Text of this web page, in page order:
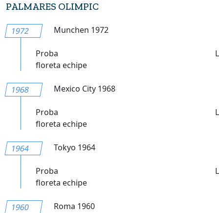
PALMARES OLIMPIC
1972 Munchen 1972
Proba
floreta echipe
1968 Mexico City 1968
Proba
floreta echipe
1964 Tokyo 1964
Proba
floreta echipe
1960 Roma 1960